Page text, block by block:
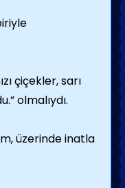
çiçekler, sarı
olmalıydı.
üzerinde inatla